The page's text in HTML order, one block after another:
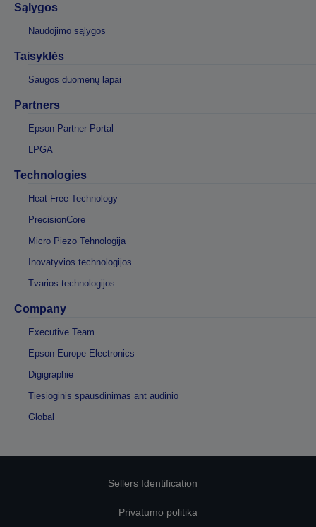
Sąlygos
Naudojimo sąlygos
Taisyklės
Saugos duomenų lapai
Partners
Epson Partner Portal
LPGA
Technologies
Heat-Free Technology
PrecisionCore
Micro Piezo Tehnoloģija
Inovatyvios technologijos
Tvarios technologijos
Company
Executive Team
Epson Europe Electronics
Digigraphie
Tiesioginis spausdinimas ant audinio
Global
Sellers Identification
Privatumo politika